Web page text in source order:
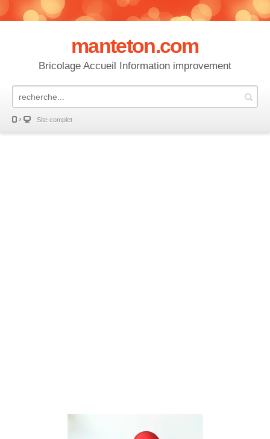
manteton.com
Bricolage Accueil Information improvement
Site complet